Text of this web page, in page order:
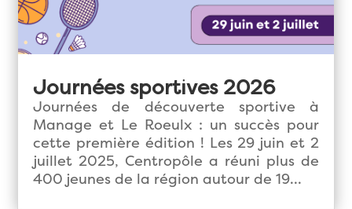
Journées sportives 2026
Journées de découverte sportive à
Manage et Le Roeulx : un succès pour
cette première édition ! Les 29 juin et 2
juillet 2025, Centropôle a réuni plus de
400 jeunes de la région autour de 19...